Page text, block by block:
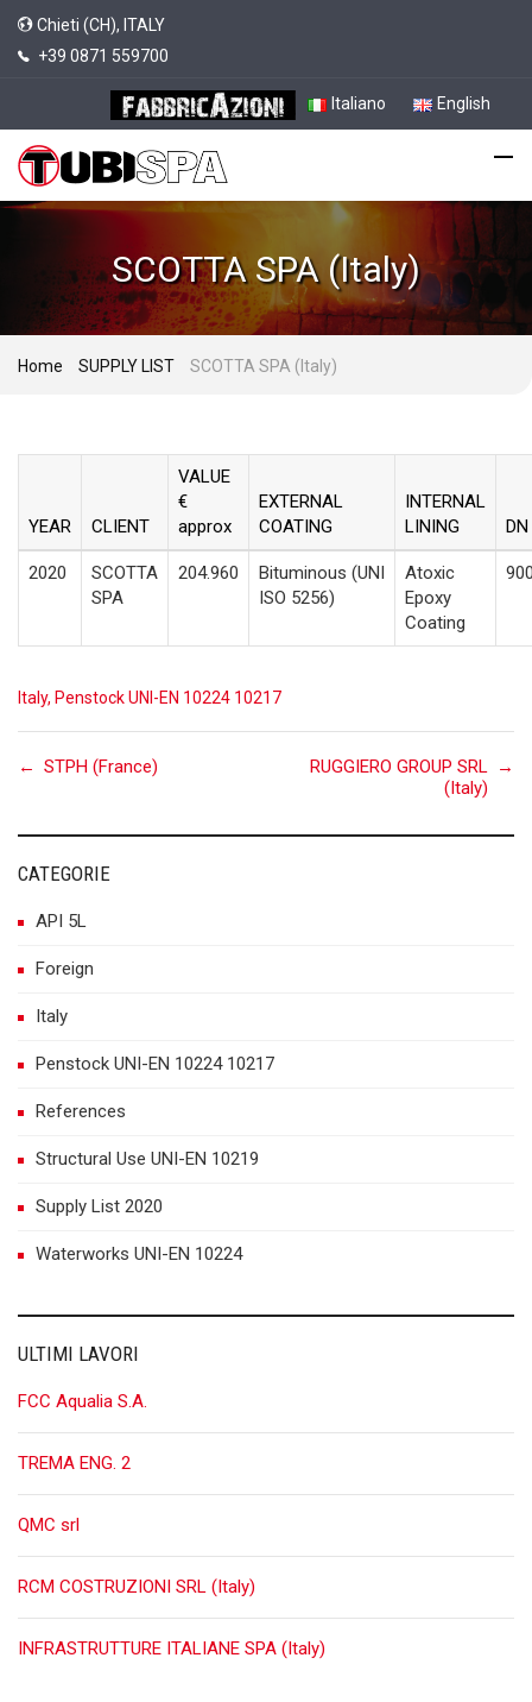
Chieti (CH), ITALY
+39 0871 559700
Italiano English
SCOTTA SPA (Italy)
Home SUPPLY LIST SCOTTA SPA (Italy)
YEAR CLIENT
VALUE
€
approx
EXTERNAL
COATING
INTERNAL
LINING
DN
2020
SCOTTA
SPA
204.960 Bituminous (UNI
ISO 5256)
Atoxic
Epoxy
Coating
Italy, Penstock UNI-EN 10224 10217
Post
navigation
← STPH (France)
RUGGIERO GROUP SRL
(Italy)
→
CATEGORIE
API 5L
Foreign
Italy
Penstock UNI-EN 10224 10217
References
Structural Use UNI-EN 10219
Supply List 2020
Waterworks UNI-EN 10224
ULTIMI LAVORI
FCC Aqualia S.A.
TREMA ENG. 2
QMC srl
RCM COSTRUZIONI SRL (Italy)
INFRASTRUTTURE ITALIANE SPA (Italy)